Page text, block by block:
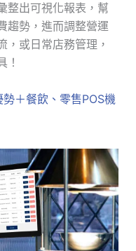
整出可視化報表，幫
趨勢，進而調整營運
，或日常店務管理，
！
＋餐飲、零售POS機